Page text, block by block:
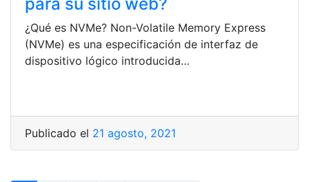
¿Qué es NVMe? Non-Volatile Memory Express
(NVMe) es una especificación de interfaz de
dispositivo lógico introducida…
Publicado el 21 agosto, 2021